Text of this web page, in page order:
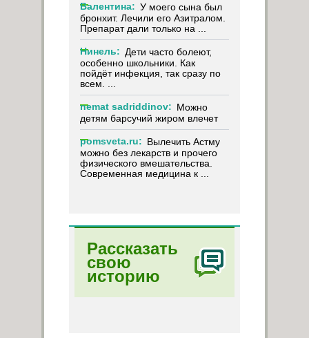
Валентина: У моего сына был
бронхит. Лечили его Азитралом.
Препарат дали только на ...
Нинель: Дети часто болеют,
особенно школьники. Как
пойдёт инфекция, так сразу по
всем. ...
nemat sadriddinov: Можно
детям барсучий жиром влечет
pomsveta.ru: Вылечить Астму
можно без лекарств и прочего
физического вмешательства.
Современная медицина к ...
Рассказать
свою
историю